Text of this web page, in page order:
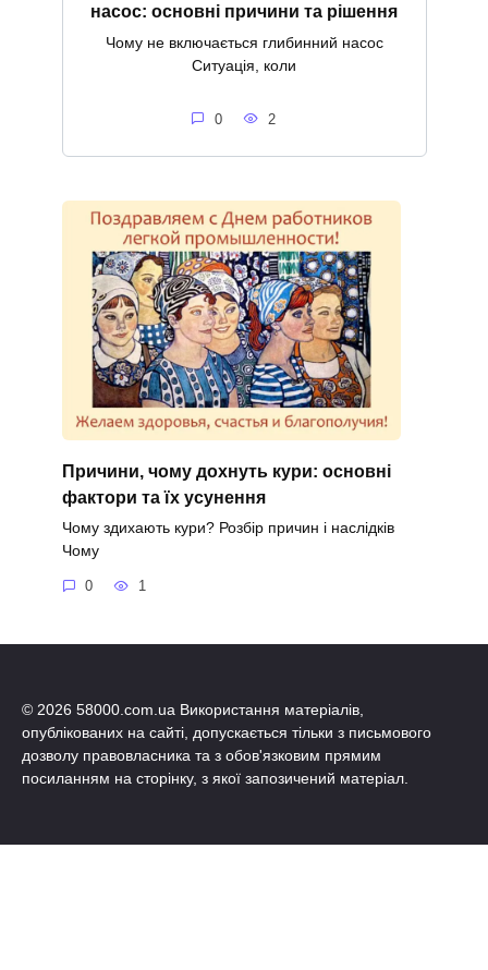
насос: основні причини та рішення
Чому не включається глибинний насос
Ситуація, коли
0 2
Причини, чому дохнуть кури: основні
фактори та їх усунення
Чому здихають кури? Розбір причин і наслідків
Чому
0 1
© 2026 58000.com.ua Використання матеріалів,
опублікованих на сайті, допускається тільки з письмового
дозволу правовласника та з обов'язковим прямим
посиланням на сторінку, з якої запозичений матеріал.